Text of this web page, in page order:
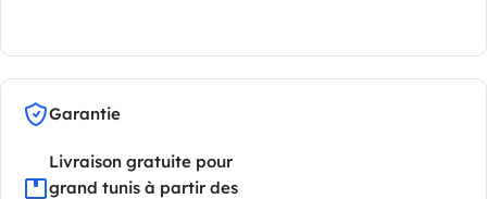
Garantie
Livraison gratuite pour
grand tunis à partir des